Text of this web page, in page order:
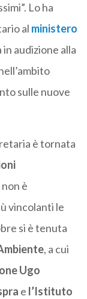
Lo ha
al ministero
in audizione alla
sulle nuove
è tornata
è
vincolanti le
si è tenuta
, a cui
Ugo
e l’Istituto